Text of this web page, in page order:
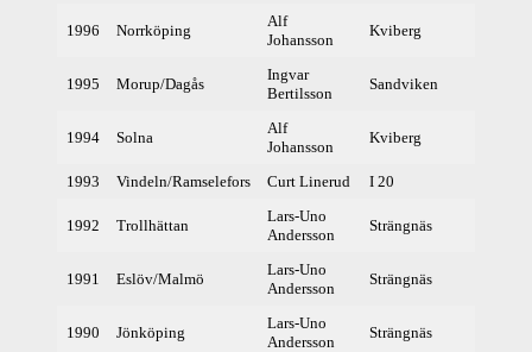
1996 Norrköping
Alf
Johansson
Kviberg
1995 Morup/Dagås
Ingvar
Bertilsson
Sandviken
1994 Solna
Alf
Johansson
Kviberg
1993 Vindeln/Ramselefors Curt Linerud I 20
1992 Trollhättan
Lars-Uno
Andersson
Strängnäs
1991 Eslöv/Malmö
Lars-Uno
Andersson
Strängnäs
1990 Jönköping
Lars-Uno
Andersson
Strängnäs